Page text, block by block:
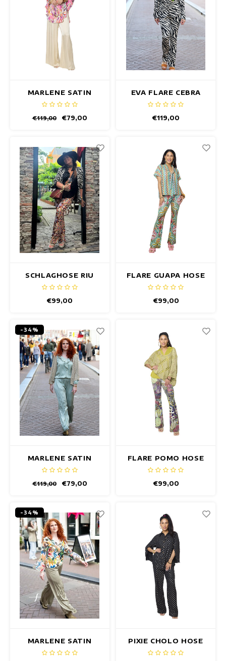
MARLENE SATIN
SAND HOSE
€119,00 €79,00
EVA FLARE CEBRA
HOSE
€119,00
SCHLAGHOSE RIU
NUDE
€99,00
FLARE GUAPA HOSE
€99,00
-34%
MARLENE SATIN
MINT HOSE
€119,00 €79,00
FLARE POMO HOSE
€99,00
-34%
MARLENE SATIN
DARK OLIVE HOSE
PIXIE CHOLO HOSE